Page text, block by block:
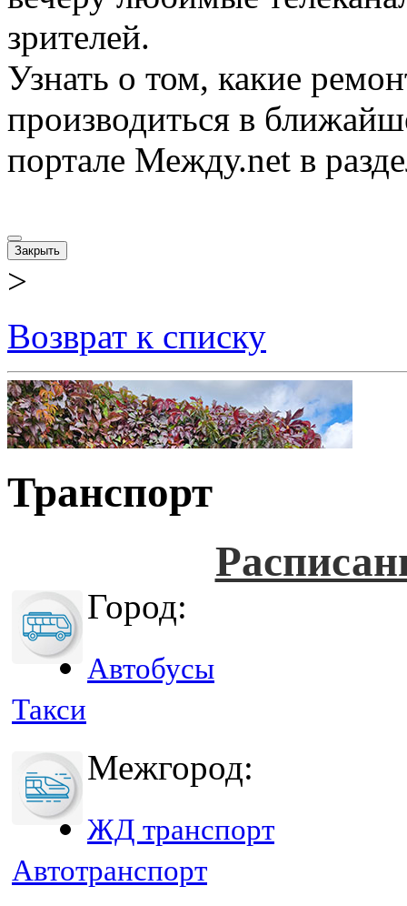
зрителей.
Узнать о том, какие
производиться в
портале Между.net в
Закрыть
>
Возврат к списку
Транспорт
Город:
Автобусы
Такси
Межгород:
ЖД транспорт
Автотранспорт